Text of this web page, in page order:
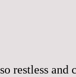
so restless